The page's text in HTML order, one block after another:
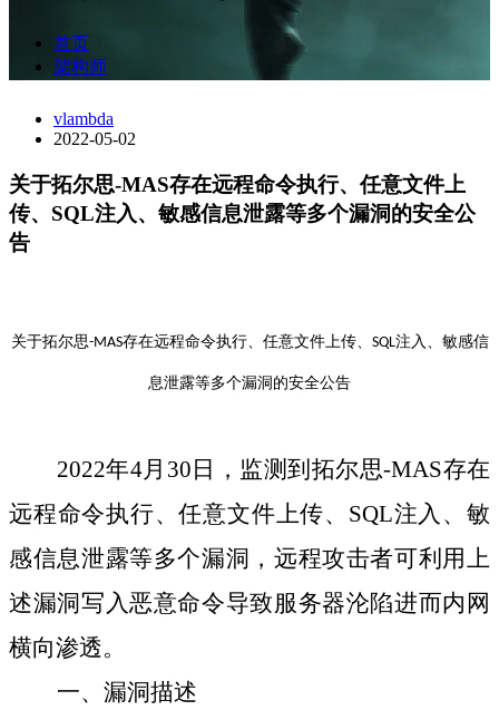
首页
架构师
vlambda
2022-05-02
关于拓尔思-MAS存在远程命令执行、任意文件上
传、SQL注入、敏感信息泄露等多个漏洞的安全公
告
关于拓尔思-MAS存在远程命令执行、 任意文件上传、SQL注入、敏感信
息泄露等多个漏洞 的安全公告
2022年4月 30 日，监测到拓尔思-MAS存在
远程命令执行、任意文件上传、SQL注入、敏
感信息泄露等多个漏洞，远程攻击者可利用上
述漏洞写入恶意命令导致服务器沦陷进而内网
横向渗透。
一、 漏洞描述